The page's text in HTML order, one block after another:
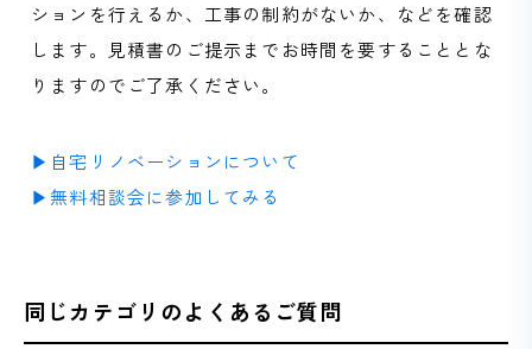
ションを行えるか、工事の制約がないか、などを確認
します。見積書のご提示までお時間を要することとな
りますのでご了承ください。
▶自宅リノベーションについて
▶無料相談会に参加してみる
同じカテゴリのよくあるご質問